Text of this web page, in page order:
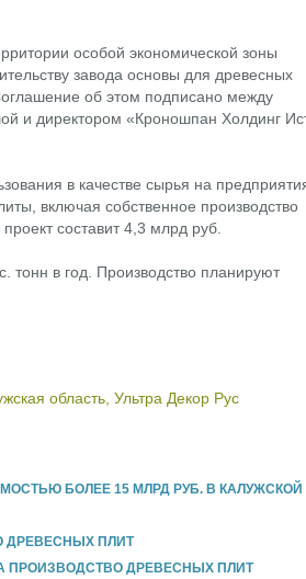
особой экономической зоны
завода основы для древесных
об этом подписано между
и директором «Кроношпан Холдинг
в качестве сырья на
включая собственное производство
составит 4,3 млрд руб.
тонн в год. Производство планируют
область, Ультра Декор Рус
БОЛЕЕ 15 МЛРД РУБ. В КАЛУЖСКОЙ
ДРЕВЕСНЫХ ПЛИТ
ПРОИЗВОДСТВО ДРЕВЕСНЫХ ПЛИТ